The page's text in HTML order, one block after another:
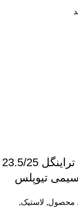
لاستیک تراینگل 23.5/25
محصول, لاستیک,